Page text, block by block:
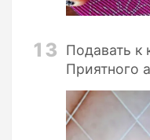
13
Подавать к
Приятного